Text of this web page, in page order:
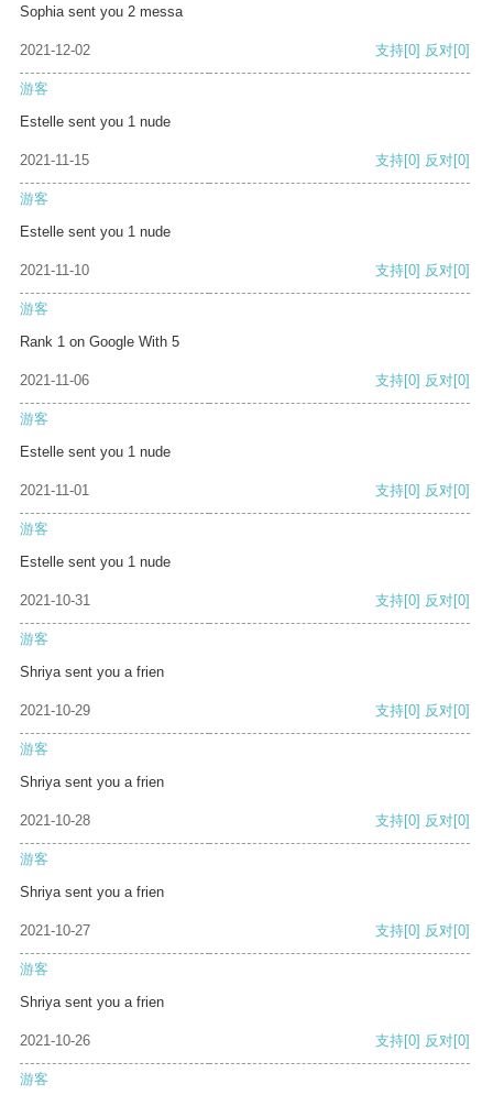
Sophia sent you 2 messa
2021-12-02 支持[0] 反对[0]
游客
Estelle sent you 1 nude
2021-11-15 支持[0] 反对[0]
游客
Estelle sent you 1 nude
2021-11-10 支持[0] 反对[0]
游客
Rank 1 on Google With 5
2021-11-06 支持[0] 反对[0]
游客
Estelle sent you 1 nude
2021-11-01 支持[0] 反对[0]
游客
Estelle sent you 1 nude
2021-10-31 支持[0] 反对[0]
游客
Shriya sent you a frien
2021-10-29 支持[0] 反对[0]
游客
Shriya sent you a frien
2021-10-28 支持[0] 反对[0]
游客
Shriya sent you a frien
2021-10-27 支持[0] 反对[0]
游客
Shriya sent you a frien
2021-10-26 支持[0] 反对[0]
游客